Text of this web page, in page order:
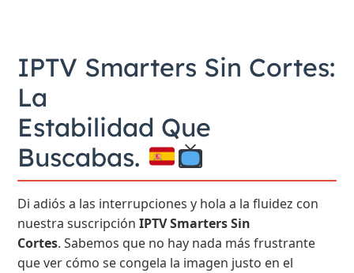
IPTV Smarters Sin Cortes:
La
Estabilidad Que
Buscabas.
Di adiós a las interrupciones y hola a la fluidez con
nuestra suscripciónIPTV Smarters Sin
Cortes. Sabemos que no hay nada más frustrante
que ver cómo se congela la imagen justo en el